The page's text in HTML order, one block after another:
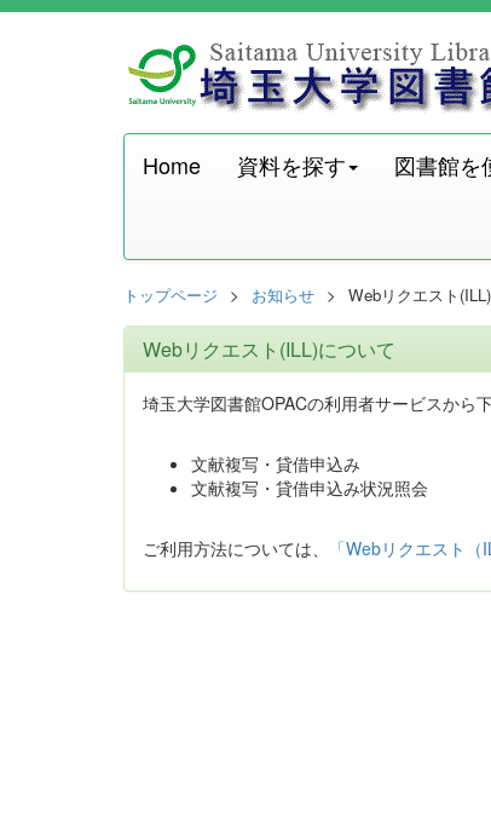
Home 資料を探す 図書館を
トップページ お知らせ Webリクエスト
Webリクエスト(ILL)について
埼玉大学図書館OPACの利用者サービスから
文献複写・貸借申込み
文献複写・貸借申込み状況照会
ご利用方法については、 「Webリクエスト（